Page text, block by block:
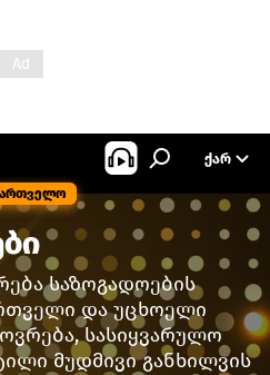
ᲥᲐᲠ
საზოგადოების
და უცხოელი
სასიყვარულო
მუდმივი განხილვის